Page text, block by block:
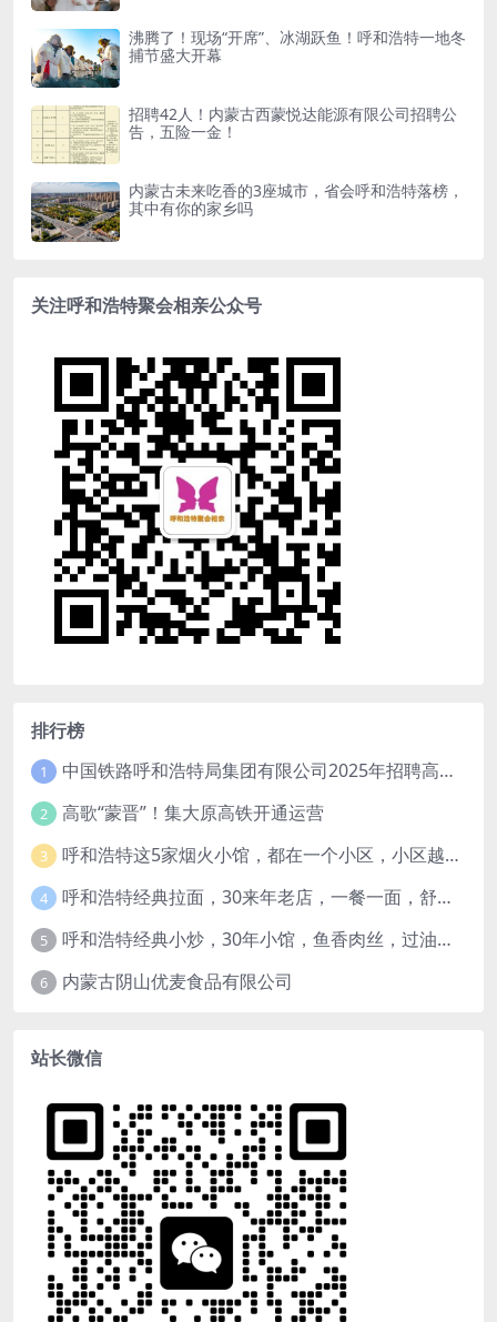
沸腾了！现场“开席”、冰湖跃鱼！呼和浩特一地冬
捕节盛大开幕
招聘42人！内蒙古西蒙悦达能源有限公司招聘公
告，五险一金！
内蒙古未来吃香的3座城市，省会呼和浩特落榜，
其中有你的家乡吗
关注呼和浩特聚会相亲公众号
排行榜
1 中国铁路呼和浩特局集团有限公司2025年招聘高校毕业生公告（1月15日截止）
2 高歌“蒙晋”！集大原高铁开通运营
3 呼和浩特这5家烟火小馆，都在一个小区，小区越老，小店“越破”，越有味道
4 呼和浩特经典拉面，30来年老店，一餐一面，舒服！
5 呼和浩特经典小炒，30年小馆，鱼香肉丝，过油肉土豆片，干炸里脊，全了！
6 内蒙古阴山优麦食品有限公司
站长微信